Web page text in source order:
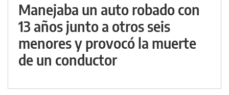
Manejaba un auto robado con
13 años junto a otros seis
menores y provocó la muerte
de un conductor